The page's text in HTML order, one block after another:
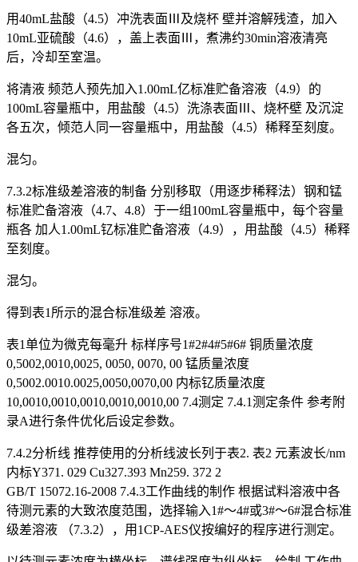
用40mL盐酸（4.5）冲洗表面Ⅲ及烧杯 壁并溶解残渣，加入
10mL亚硫酸（4.6），盖上表面Ⅲ，煮沸约30min溶液清亮
后，冷却至室温。
将清液 频范人预先加入1.00mL亿标准贮备溶液（4.9）的
100mL容量瓶中，用盐酸（4.5）洗涤表面Ⅲ、烧杯壁 及沉淀
各五次，倾范人同一容量瓶中，用盐酸（4.5）稀释至刻度。
混匀。
7.3.2标准级差溶液的制备 分别移取（用逐步稀释法）钢和锰
标准贮备溶液（4.7、4.8）于一组100mL容量瓶中，每个容量
瓶各 加人1.00mL钇标准贮备溶液（4.9），用盐酸（4.5）稀释
至刻度。
混匀。
得到表1所示的混合标准级差 溶液。
表1单位为微克每毫升 标样序号1#2#4#5#6# 铜质量浓度
0,5002,0010,0025, 0050, 0070, 00 锰质量浓度
0,5002.0010.0025,0050,0070,00 内标钇质量浓度
10,0010,0010,0010,0010,0010,00 7.4测定 7.4.1测定条件 参考附
录A进行条件优化后设定参数。
7.4.2分析线 推荐使用的分析线波长列于表2. 表2 元素波长/nm
内标Y371. 029 Cu327.393 Mn259. 372 2
GB/T 15072.16-2008 7.4.3工作曲线的制作 根据试料溶液中各
待测元素的大致浓度范围，选择输入1#～4#或3#～6#混合标准
级差溶液 （7.3.2），用1CP-AES仪按编好的程序进行测定。